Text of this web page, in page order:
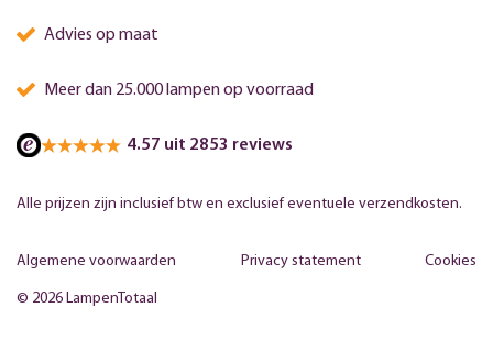
Advies op maat
Meer dan 25.000 lampen op voorraad
4.57 uit 2853 reviews
Alle prijzen zijn inclusief btw en exclusief eventuele verzendkosten.
© 2026 LampenTotaal
Algemene voorwaarden Privacy statement Cookies